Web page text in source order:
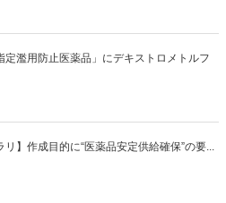
定濫用防止医薬品」にデキストロメトルフ
リ】作成目的に“医薬品安定供給確保”の要...